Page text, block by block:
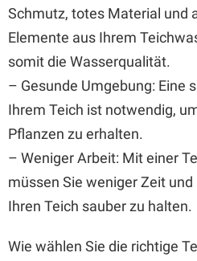
Schmutz, totes Material und
Elemente aus Ihrem
somit die Wasserqualität.
– Gesunde Umgebung: Eine
Ihrem Teich ist notwendig,
Pflanzen zu erhalten.
– Weniger Arbeit: Mit einer
müssen Sie weniger Zeit
Ihren Teich sauber zu halten.
Wie wählen Sie die richtige